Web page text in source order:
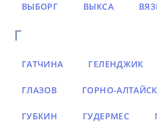
ВЫБОРГ ВЫКСА
Г
ГАТЧИНА ГЕЛЕНДЖИК
ГЛАЗОВ ГОРНО-АЛТАЙСК
ГУБКИН ГУДЕРМЕС